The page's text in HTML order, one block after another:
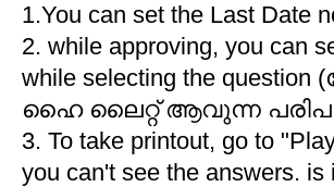
1.You can set the Last Date
2. while approving, you can
while selecting the
ഹൈ ലൈറ്റ് ആവുന്ന
3. To take printout, go to
you can't see the answers. is